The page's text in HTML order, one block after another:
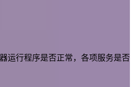
运行程序是否正常，各项服务是否